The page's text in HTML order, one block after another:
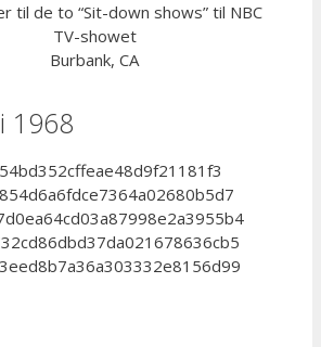
til de to “Sit-down shows” til NBC
TV-showet
Burbank, CA
1968